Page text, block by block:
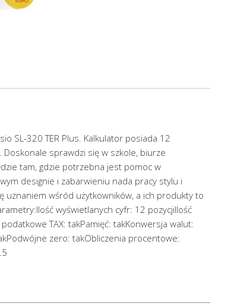
SL-320 TER Plus. Kalkulator posiada 12
Doskonale sprawdzi się w szkole, biurze
tam, gdzie potrzebna jest pomoc w
designie i zabarwieniu nada pracy stylu i
uznaniem wśród użytkowników, a ich produkty to
wyświetlanych cyfr: 12 pozycjiIlość
TAX: takPamięć: takKonwersja walut:
zero: takObliczenia procentowe: